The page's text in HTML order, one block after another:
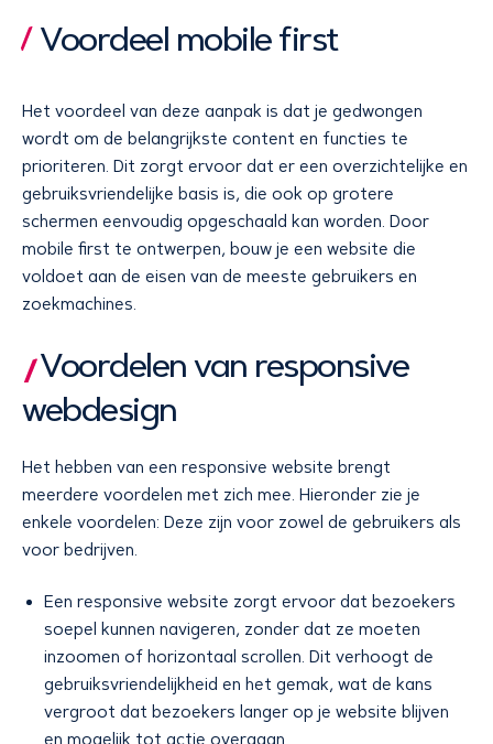
Voordeel mobile first
Het voordeel van deze aanpak is dat je gedwongen
wordt om de belangrijkste content en functies te
prioriteren. Dit zorgt ervoor dat er een overzichtelijke en
gebruiksvriendelijke basis is, die ook op grotere
schermen eenvoudig opgeschaald kan worden. Door
mobile first te ontwerpen, bouw je een website die
voldoet aan de eisen van de meeste gebruikers en
zoekmachines.
Voordelen van responsive
webdesign
Het hebben van een responsive website brengt
meerdere voordelen met zich mee. Hieronder zie je
enkele voordelen: Deze zijn voor zowel de gebruikers als
voor bedrijven.
Een responsive website zorgt ervoor dat bezoekers
soepel kunnen navigeren, zonder dat ze moeten
inzoomen of horizontaal scrollen. Dit verhoogt de
gebruiksvriendelijkheid en het gemak, wat de kans
vergroot dat bezoekers langer op je website blijven
en mogelijk tot actie overgaan.